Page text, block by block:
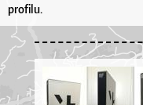
profilu.